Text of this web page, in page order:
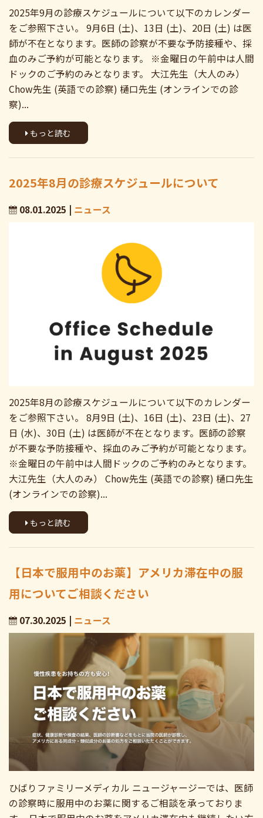
2025年9月の診療スケジュールについて以下のカレンダー
をご参照下さい。 9月6日 (土)、13日 (土)、20日 (土) は医
師が不在となります。医師の診察が不要な予防接種や、採
血のみご予約が可能となります。 ※金曜日の午前中は人間
ドックのご予約のみとなります。 大江先生（大人のみ）
Chow先生 (英語での診察) 樋口先生 (オンラインでの診
察)...
もっと読む
2025年8月の診療スケジュールについて
08.01.2025 | ニュース
2025年8月の診療スケジュールについて以下のカレンダー
をご参照下さい。 8月9日 (土)、16日 (土)、23日 (土)、27
日 (水)、30日 (土) は医師が不在となります。医師の診察
が不要な予防接種や、採血のみご予約が可能となります。
※金曜日の午前中は人間ドックのご予約のみとなります。
大江先生（大人のみ） Chow先生 (英語での診察) 樋口先生
(オンラインでの診察)...
もっと読む
【日本で服用中のお薬】アメリカ滞在中の服
用についてご相談ください
07.30.2025 | ニュース
ひばりファミリーメディカル ニュージャージーでは、医師
の診察時に服用中のお薬に関するご相談を承っておりま